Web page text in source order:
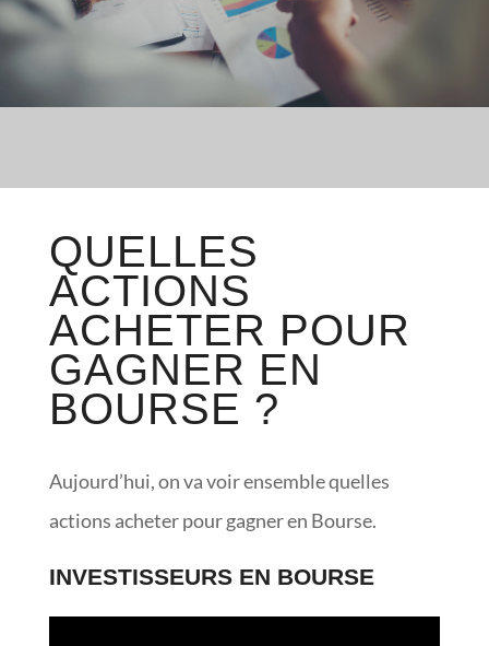
QUELLES
ACTIONS
ACHETER POUR
GAGNER EN
BOURSE ?
Aujourd’hui, on va voir ensemble quelles
actions acheter pour gagner en Bourse.
INVESTISSEURS EN BOURSE